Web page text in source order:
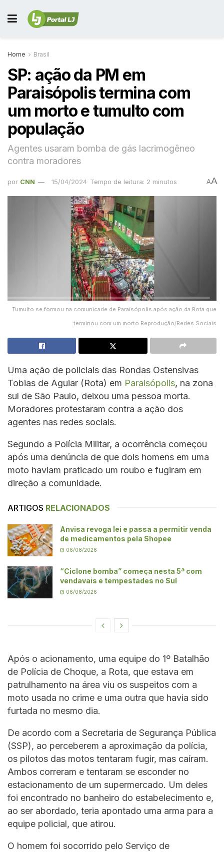
Home Brasil
SP: ação da PM em
Paraisópolis termina com
um morto e tumulto com
população
Agentes usaram bomba de gás lacrimogêneo
contra moradores
por CNN 15/04/2024 Tempo de leitura: 2 minutos AA
Tumulto se formou na comunicade de Paraisópolis após ação da Rota que
terminou com um morto Reprodução/Redes Sociais
Uma ação de policiais das Rondas Ostensivas
Tobias de Aguiar (Rota) em Paraisópolis, na zona
sul de São Paulo, deixou uma pessoa morta.
Moradores protestaram contra a ação dos
agentes nas redes sociais.
Segundo a Polícia Militar, a ocorrência começou
após uma denúncia de que dois homens em uma
moto haviam praticado um roubo e fugiram em
direção a comunidade.
ARTIGOS RELACIONADOS
Anvisa revoga lei e passa a permitir venda
de medicamentos pela Shopee
06/08/2026
“Ciclone bomba” começa nesta 5ª com
vendavais e tempestades no Sul
06/08/2026
Após o acionamento, uma equipe do 1º Batalhão
de Polícia de Choque, a Rota, que estava em
patrulhamento na área viu os suspeitos com a
moto usada no crime e uma outra que havia sido
furtada no mesmo dia.
De acordo com a Secretaria de Segurança Pública
(SSP), ao perceberem a aproximação da polícia,
os pilotos das motos tentaram fugir, mas caíram.
Ambos correram e tentaram se esconder no
estacionamento de um supermercado. Um deles
foi encontrado no banheiro do estabelecimento e,
ao ser abordado, teria apontado uma arma para a
equipe policial, que atirou.
O homem foi socorrido pelo Serviço de